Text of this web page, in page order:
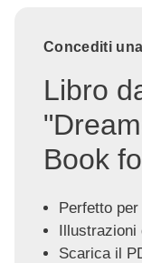
Concediti
Libro
Book
Perfetto
Illustrazioni
Scarica il